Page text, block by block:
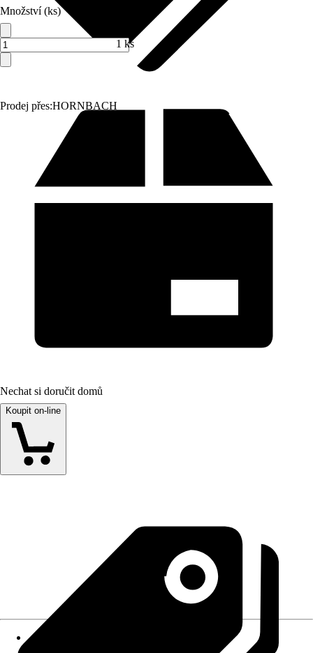
Prodej přes:HORNBACH
Množství (ks)
1 ks
Nechat si doručit domů
Koupit on-line